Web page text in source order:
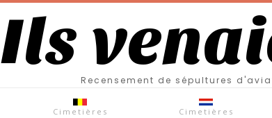
Ils
Recensement de sépultures
Cimetières
Cimetières